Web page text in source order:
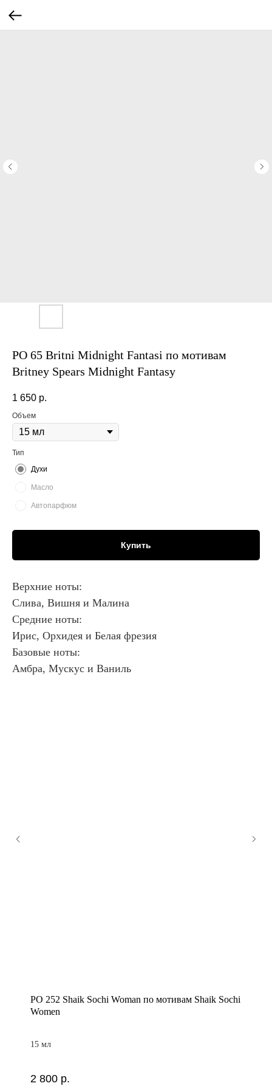
PO 65 Britni Midnight Fantasi по мотивам
Britney Spears Midnight Fantasy
1 650 р.
Объем
Тип
Духи
Масло
Автопарфюм
Купить
Верхние ноты:
Слива, Вишня и Малина
Средние ноты:
Ирис, Орхидея и Белая фрезия
Базовые ноты:
Амбра, Мускус и Ваниль
PO 252 Shaik Sochi Woman по мотивам Shaik Sochi
Women
15 мл
2 800 р.